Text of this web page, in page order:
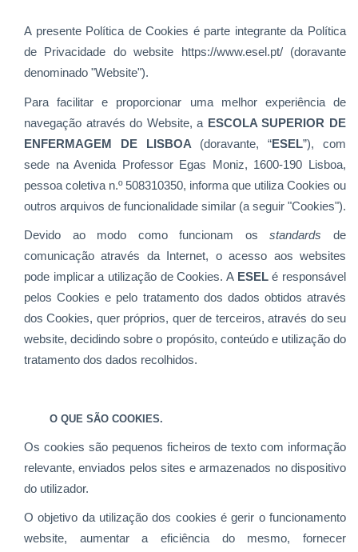
A presente Política de Cookies é parte integrante da Política
de Privacidade do website https://www.esel.pt/
(doravante
denominado "Website").
Para facilitar e proporcionar uma melhor experiência de
navegação através do Website, a ESCOLA SUPERIOR DE
ENFERMAGEM DE LISBOA (doravante, “ESEL”), com
sede na Avenida Professor Egas Moniz, 1600-190 Lisboa,
pessoa coletiva n.º 508310350, informa que utiliza Cookies ou
outros arquivos de funcionalidade similar (a seguir "Cookies").
Devido ao modo como funcionam osstandards de
comunicação através da Internet, o acesso aos websites
pode implicar a utilização de Cookies. A ESELé responsável
pelos Cookies e pelo tratamento dos dados obtidos através
dos Cookies, quer próprios, quer de terceiros, através do seu
website, decidindo sobre o propósito, conteúdo e utilização do
tratamento dos dados recolhidos.
O QUE SÃO COOKIES.
Os cookies são pequenos ficheiros de texto com informação
relevante, enviados pelos sites e armazenados no dispositivo
do utilizador.
O objetivo da utilização dos cookies é gerir o funcionamento
website, aumentar a eficiência do mesmo, fornecer